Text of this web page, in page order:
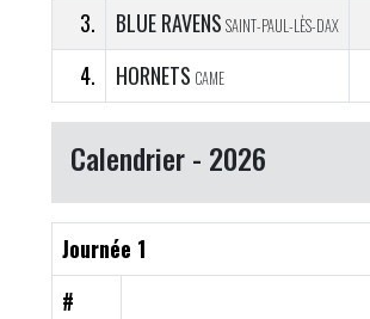
3.
BLUE RAVENS SAINT-PAUL-LÈS-DAX
4.
HORNETS CAME
Calendrier - 2026
Journée 1
#